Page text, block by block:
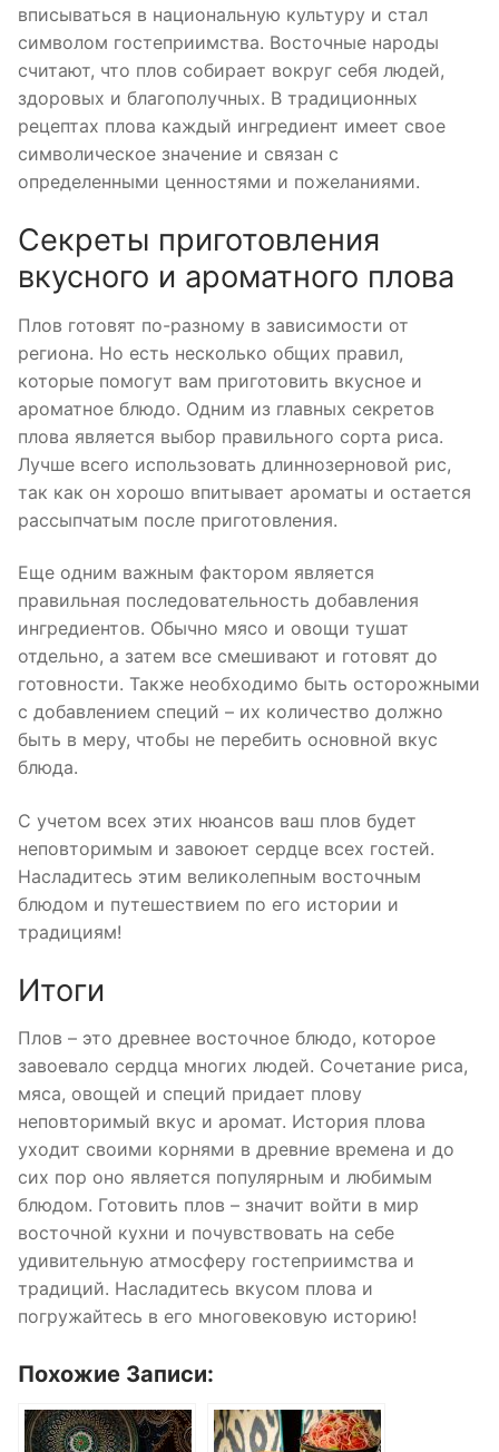
вписываться в национальную культуру и стал
символом гостеприимства. Восточные народы
считают, что плов собирает вокруг себя людей,
здоровых и благополучных. В традиционных
рецептах плова каждый ингредиент имеет свое
символическое значение и связан с
определенными ценностями и пожеланиями.
Секреты приготовления
вкусного и ароматного плова
Плов готовят по-разному в зависимости от
региона. Но есть несколько общих правил,
которые помогут вам приготовить вкусное и
ароматное блюдо. Одним из главных секретов
плова является выбор правильного сорта риса.
Лучше всего использовать длиннозерновой рис,
так как он хорошо впитывает ароматы и остается
рассыпчатым после приготовления.
Еще одним важным фактором является
правильная последовательность добавления
ингредиентов. Обычно мясо и овощи тушат
отдельно, а затем все смешивают и готовят до
готовности. Также необходимо быть осторожными
с добавлением специй – их количество должно
быть в меру, чтобы не перебить основной вкус
блюда.
С учетом всех этих нюансов ваш плов будет
неповторимым и завоюет сердце всех гостей.
Насладитесь этим великолепным восточным
блюдом и путешествием по его истории и
традициям!
Итоги
Плов – это древнее восточное блюдо, которое
завоевало сердца многих людей. Сочетание риса,
мяса, овощей и специй придает плову
неповторимый вкус и аромат. История плова
уходит своими корнями в древние времена и до
сих пор оно является популярным и любимым
блюдом. Готовить плов – значит войти в мир
восточной кухни и почувствовать на себе
удивительную атмосферу гостеприимства и
традиций. Насладитесь вкусом плова и
погружайтесь в его многовековую историю!
Похожие Записи: